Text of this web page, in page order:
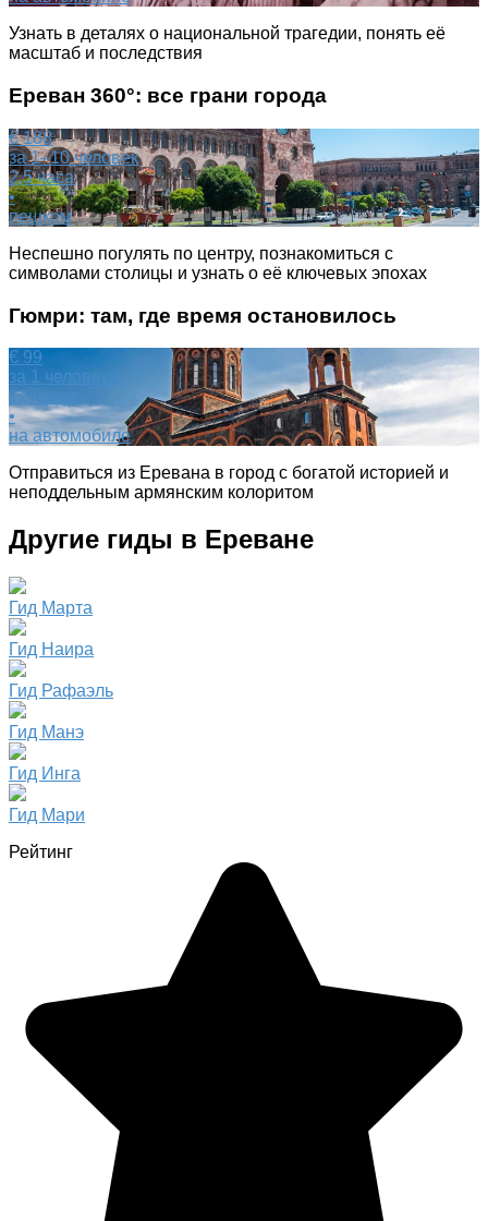
Узнать в деталях о национальной трагедии, понять её
масштаб и последствия
Ереван 360°: все грани города
€ 188
за 1–10 человек
2,5 часа
•
пешком
Неспешно погулять по центру, познакомиться с
символами столицы и узнать о её ключевых эпохах
Гюмри: там, где время остановилось
€ 99
за 1 человека
12 часов
•
на автомобиле
Отправиться из Еревана в город с богатой историей и
неподдельным армянским колоритом
Другие гиды в Ереване
Гид Марта
Гид Наира
Гид Рафаэль
Гид Манэ
Гид Инга
Гид Мари
Рейтинг